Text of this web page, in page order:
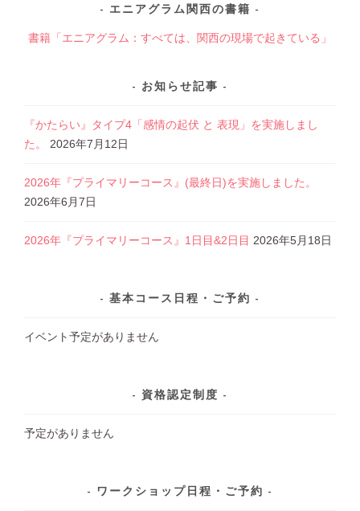
エニアグラム関西の書籍
書籍「エニアグラム：すべては、関西の現場で起きている」
お知らせ記事
『かたらい』タイプ4「感情の起伏 と 表現」を実施しまし
た。
2026年7月12日
2026年『プライマリーコース』(最終日)を実施しました。
2026年6月7日
2026年『プライマリーコース』1日目&2日目 2026年5月18日
基本コース日程・ご予約
イベント予定がありません
資格認定制度
予定がありません
ワークショップ日程・ご予約